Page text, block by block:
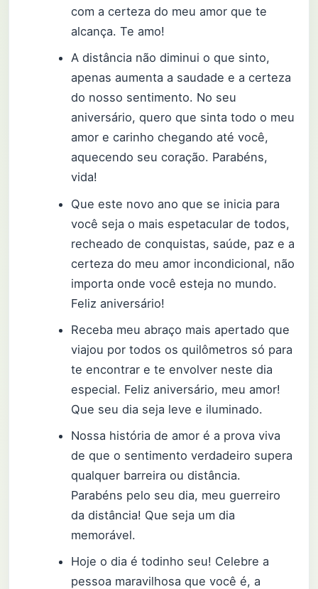
com a certeza do meu amor que te
alcança. Te amo!
A distância não diminui o que sinto,
apenas aumenta a saudade e a certeza
do nosso sentimento. No seu
aniversário, quero que sinta todo o meu
amor e carinho chegando até você,
aquecendo seu coração. Parabéns,
vida!
Que este novo ano que se inicia para
você seja o mais espetacular de todos,
recheado de conquistas, saúde, paz e a
certeza do meu amor incondicional, não
importa onde você esteja no mundo.
Feliz aniversário!
Receba meu abraço mais apertado que
viajou por todos os quilômetros só para
te encontrar e te envolver neste dia
especial. Feliz aniversário, meu amor!
Que seu dia seja leve e iluminado.
Nossa história de amor é a prova viva
de que o sentimento verdadeiro supera
qualquer barreira ou distância.
Parabéns pelo seu dia, meu guerreiro
da distância! Que seja um dia
memorável.
Hoje o dia é todinho seu! Celebre a
pessoa maravilhosa que você é, a